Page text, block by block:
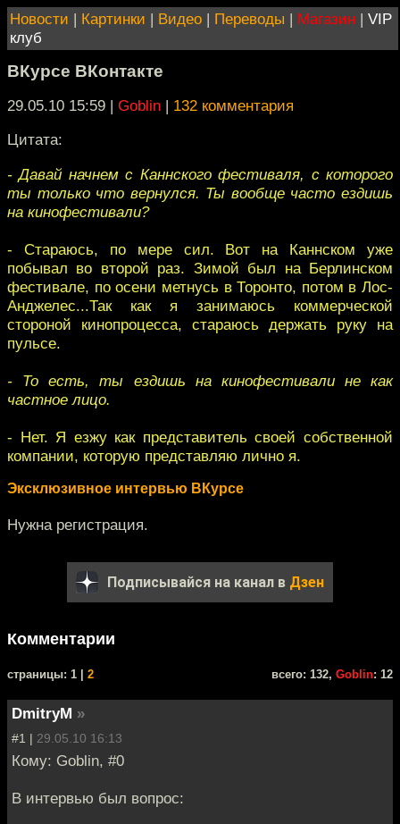
Новости | Картинки | Видео | Переводы | Магазин | VIP
клуб
ВКурсе ВКонтакте
29.05.10 15:59 | Goblin | 132 комментария
Цитата:
- Давай начнем с Каннского фестиваля, с которого
ты только что вернулся. Ты вообще часто ездишь
на кинофестивали?
- Стараюсь, по мере сил. Вот на Каннском уже
побывал во второй раз. Зимой был на Берлинском
фестивале, по осени метнусь в Торонто, потом в Лос-
Анджелес...Так как я занимаюсь коммерческой
стороной кинопроцесса, стараюсь держать руку на
пульсе.
- То есть, ты ездишь на кинофестивали не как
частное лицо.
- Нет. Я езжу как представитель своей собственной
компании, которую представляю лично я.
Эксклюзивное интервью ВКурсе
Нужна регистрация.
Подписывайся на канал в Дзен
Комментарии
cтраницы: 1 | 2 всего: 132, Goblin: 12
DmitryM »
#1 | 29.05.10 16:13
Кому: Goblin, #0
В интервью был вопрос: